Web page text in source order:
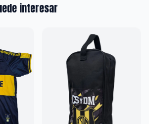
interesar